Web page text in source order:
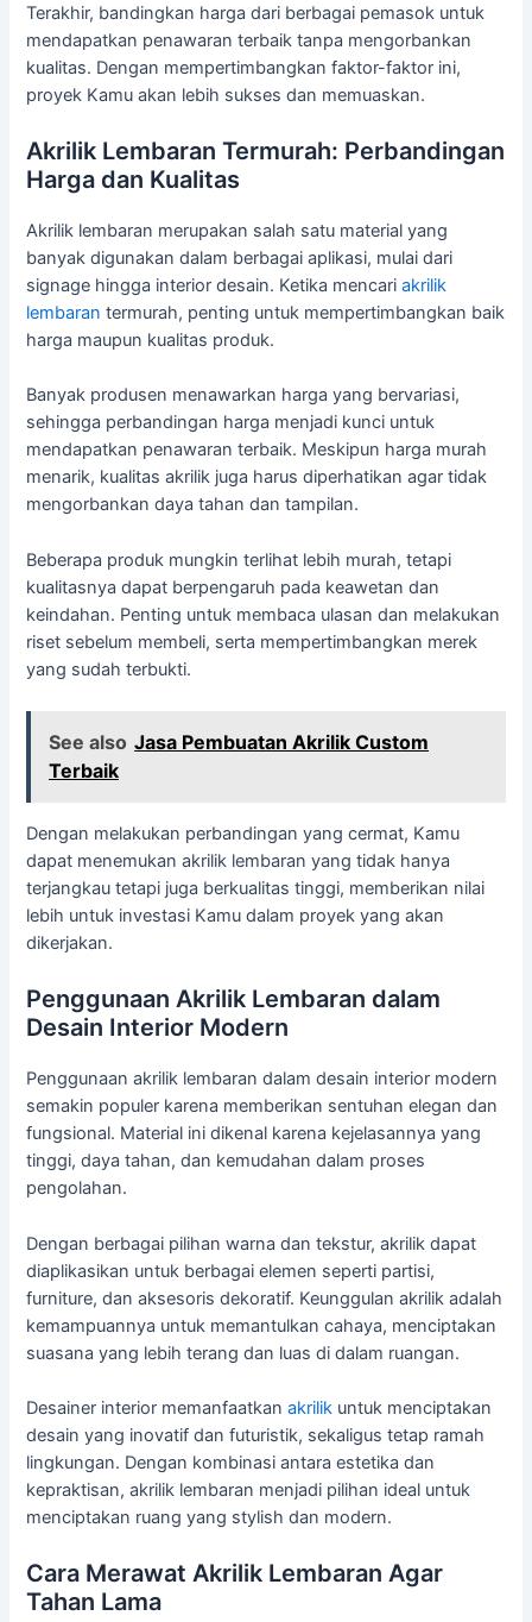
Terakhir, bandingkan harga dari berbagai pemasok untuk
mendapatkan penawaran terbaik tanpa mengorbankan
kualitas. Dengan mempertimbangkan faktor-faktor ini,
proyek Kamu akan lebih sukses dan memuaskan.
Akrilik Lembaran Termurah: Perbandingan
Harga dan Kualitas
Akrilik lembaran merupakan salah satu material yang
banyak digunakan dalam berbagai aplikasi, mulai dari
signage hingga interior desain. Ketika mencariakrilik
lembaran termurah, penting untuk mempertimbangkan baik
harga maupun kualitas produk.
Banyak produsen menawarkan harga yang bervariasi,
sehingga perbandingan harga menjadi kunci untuk
mendapatkan penawaran terbaik. Meskipun harga murah
menarik, kualitas akrilik juga harus diperhatikan agar tidak
mengorbankan daya tahan dan tampilan.
Beberapa produk mungkin terlihat lebih murah, tetapi
kualitasnya dapat berpengaruh pada keawetan dan
keindahan. Penting untuk membaca ulasan dan melakukan
riset sebelum membeli, serta mempertimbangkan merek
yang sudah terbukti.
See also Jasa Pembuatan Akrilik Custom
Terbaik
Dengan melakukan perbandingan yang cermat, Kamu
dapat menemukan akrilik lembaran yang tidak hanya
terjangkau tetapi juga berkualitas tinggi, memberikan nilai
lebih untuk investasi Kamu dalam proyek yang akan
dikerjakan.
Penggunaan Akrilik Lembaran dalam
Desain Interior Modern
Penggunaan akrilik lembaran dalam desain interior modern
semakin populer karena memberikan sentuhan elegan dan
fungsional. Material ini dikenal karena kejelasannya yang
tinggi, daya tahan, dan kemudahan dalam proses
pengolahan.
Dengan berbagai pilihan warna dan tekstur, akrilik dapat
diaplikasikan untuk berbagai elemen seperti partisi,
furniture, dan aksesoris dekoratif. Keunggulan akrilik adalah
kemampuannya untuk memantulkan cahaya, menciptakan
suasana yang lebih terang dan luas di dalam ruangan.
Desainer interior memanfaatkanakrilik untuk menciptakan
desain yang inovatif dan futuristik, sekaligus tetap ramah
lingkungan. Dengan kombinasi antara estetika dan
kepraktisan, akrilik lembaran menjadi pilihan ideal untuk
menciptakan ruang yang stylish dan modern.
Cara Merawat Akrilik Lembaran Agar
Tahan Lama